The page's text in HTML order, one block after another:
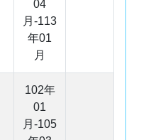
04
月-113
年01
月
102年
01
月-105